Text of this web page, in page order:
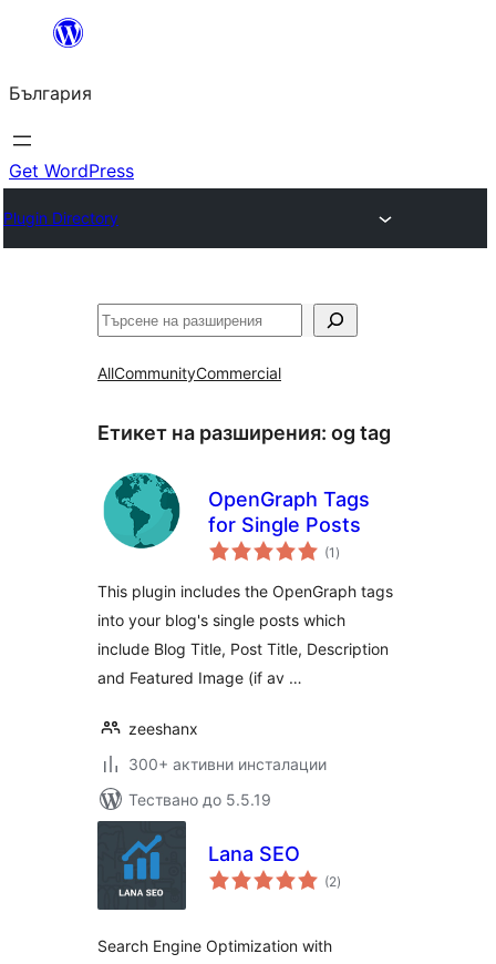
България
Get WordPress
Plugin Directory
Търсене
AllCommunityCommercial
Етикет на разширения: og tag
OpenGraph Tags
for Single Posts
(1 общо
оценки
)
This plugin includes the OpenGraph tags
into your blog's single posts which
include Blog Title, Post Title, Description
and Featured Image (if av …
zeeshanx
300+ активни инсталации
Тествано до 5.5.19
Lana SEO
(2общо
оценки
)
Search Engine Optimization with